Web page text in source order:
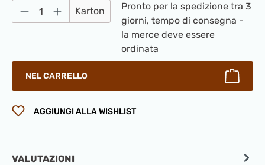
Quantità del prodotto: inserisci la
Karton
Pronto per la spedizione tra 3
giorni, tempo di consegna -
la merce deve essere
ordinata
NEL CARRELLO
AGGIUNGI ALLA WISHLIST
VALUTAZIONI